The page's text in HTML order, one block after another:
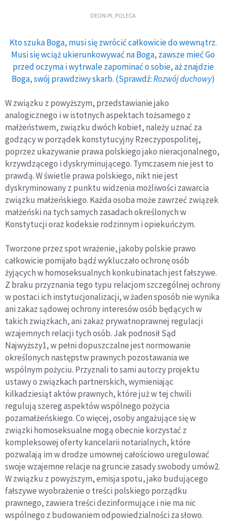
DEON.PL POLECA
Kto szuka Boga, musi się zwrócić całkowicie do wewnątrz.
Musi się wciąż ukierunkowywać na Boga, zawsze mieć Go
przed oczyma i wytrwale zapominać o sobie, aż znajdzie
Boga, swój prawdziwy skarb. (Sprawdź:Rozwój duchowy)
W związku z powyższym, przedstawianie jako
analogicznego i w istotnych aspektach tożsamego z
małżeństwem, związku dwóch kobiet, należy uznać za
godzący w porządek konstytucyjny Rzeczypospolitej,
poprzez ukazywanie prawa polskiego jako nieracjonalnego,
krzywdzącego i dyskryminującego. Tymczasem nie jest to
prawdą. W świetle prawa polskiego, nikt nie jest
dyskryminowany z punktu widzenia możliwości zawarcia
związku małżeńskiego. Każda osoba może zawrzeć związek
małżeński na tych samych zasadach określonych w
Konstytucji oraz kodeksie rodzinnym i opiekuńczym.
Tworzone przez spot wrażenie, jakoby polskie prawo
całkowicie pomijało bądź wykluczało ochronę osób
żyjących w homoseksualnych konkubinatach jest fałszywe.
Z braku przyznania tego typu relacjom szczególnej ochrony
w postaci ich instytucjonalizacji, w żaden sposób nie wynika
ani zakaz sądowej ochrony interesów osób będących w
takich związkach, ani zakaz prywatnoprawnej regulacji
wzajemnych relacji tych osób. Jak podnosił Sąd
Najwyższy1, w pełni dopuszczalne jest normowanie
określonych następstw prawnych pozostawania we
wspólnym pożyciu. Przyznali to sami autorzy projektu
ustawy o związkach partnerskich, wymieniając
kilkadziesiąt aktów prawnych, które już w tej chwili
regulują szereg aspektów wspólnego pożycia
pozamałżeńskiego. Co więcej, osoby angażujące się w
związki homoseksualne mogą obecnie korzystać z
kompleksowej oferty kancelarii notarialnych, które
pozwalają im w drodze umownej całościowo uregulować
swoje wzajemne relacje na gruncie zasady swobody umów2.
W związku z powyższym, emisja spotu, jako budującego
fałszywe wyobrażenie o treści polskiego porządku
prawnego, zawiera treści dezinformujące i nie ma nic
wspólnego z budowaniem odpowiedzialności za słowo.